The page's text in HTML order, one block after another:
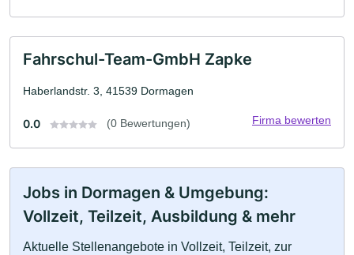
Fahrschul-Team-GmbH Zapke
Haberlandstr. 3, 41539 Dormagen
0.0 (0 Bewertungen) Firma bewerten
Jobs in Dormagen & Umgebung:
Vollzeit, Teilzeit, Ausbildung & mehr
Aktuelle Stellenangebote in Vollzeit, Teilzeit, zur